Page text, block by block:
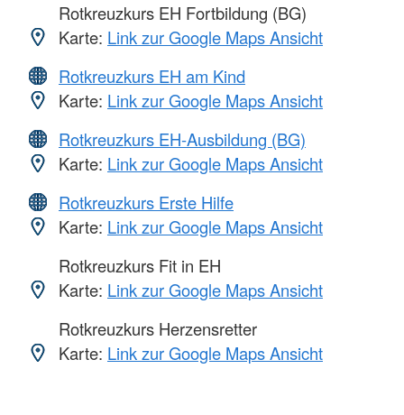
Rotkreuzkurs EH Fortbildung (BG)
Karte: Link zur Google Maps Ansicht
Rotkreuzkurs EH am Kind
Karte: Link zur Google Maps Ansicht
Rotkreuzkurs EH-Ausbildung (BG)
Karte: Link zur Google Maps Ansicht
Rotkreuzkurs Erste Hilfe
Karte: Link zur Google Maps Ansicht
Rotkreuzkurs Fit in EH
Karte: Link zur Google Maps Ansicht
Rotkreuzkurs Herzensretter
Karte: Link zur Google Maps Ansicht